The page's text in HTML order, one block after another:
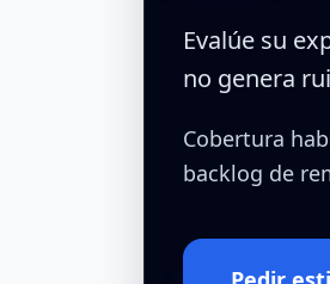
Evalúe su
no genera
Cobertura
backlog de